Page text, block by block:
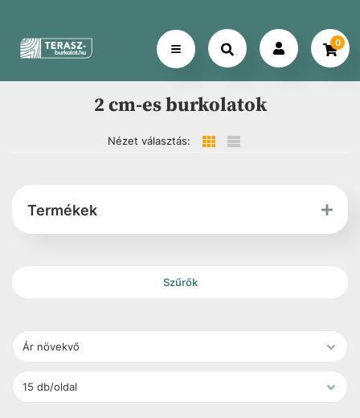
0
2 cm-es burkolatok
Nézet választás:
Termékek
Szűrők